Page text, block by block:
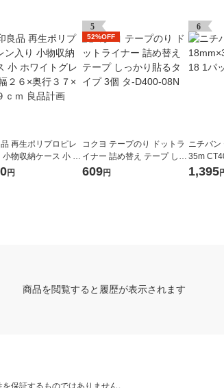
再生ポリプロピレ
小物収納ケース 小 ホ
レー 約幅２６×奥行
円
5
52%OFF
コクヨ テープのり ドットラ
イナー 詰め替え テープ しっ
かり貼るタイプ 3個 タ-D400
609円
6
ニチバン
35m
（10巻入
1,395
商品を閲覧すると履歴が表示されます